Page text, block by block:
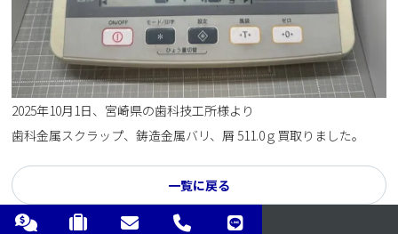
2025年10月1日、宮崎県の歯科技工所様より
歯科金属スクラップ、鋳造金属バリ、屑 511.0ｇ買取りました。
一覧に戻る